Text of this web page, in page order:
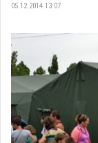
05.12.2014 13:07